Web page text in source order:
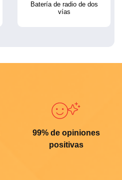
Batería de radio de dos
vías
99% de opiniones
positivas